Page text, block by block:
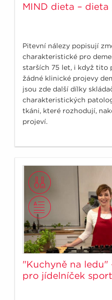
MIND dieta –
Pitevní nálezy popisují
charakteristické pro
starších 75 let, i když tito
žádné klinické projevy
jsou zde další dílky
charakteristických
tkáni, které rozhodují,
projeví.
"Kuchyně na
pro jídelníček